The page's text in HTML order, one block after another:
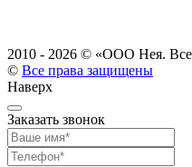
2010 - 2026 © «ООО Нея.
© Все права защищены
Наверх
Заказать звонок